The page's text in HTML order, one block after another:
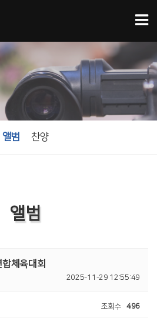
앨범 찬양
앨범
체육대회
2025-11-29 12:55:49
조회수 496